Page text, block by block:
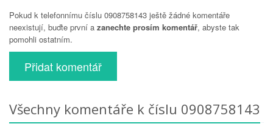
Pokud k telefonnímu číslu 0908758143 ještě žádné komentáře
neexistují, buďte první a zanechte prosím komentář, abyste tak
pomohli ostatním.
Přidat komentář
Všechny komentáře k číslu 0908758143